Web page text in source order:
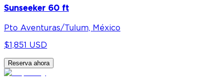
Sunseeker 60 ft
Pto Aventuras/Tulum, México
$1,851 USD
Reserva ahora